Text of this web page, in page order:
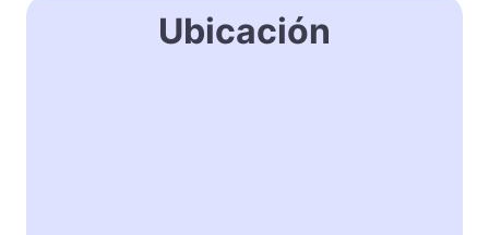
Ubicación